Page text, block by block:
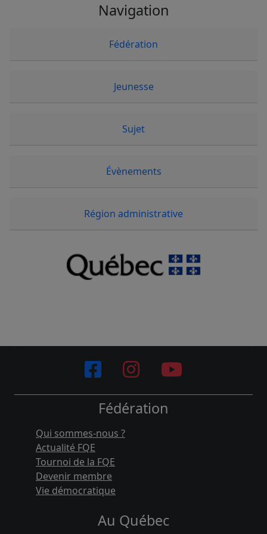
Navigation
Fédération
Jeunesse
Sujet
Évènements
Région administrative
Fédération
Qui sommes-nous ?
Actualité FQE
Tournoi de la FQE
Devenir membre
Vie démocratique
Au Québec